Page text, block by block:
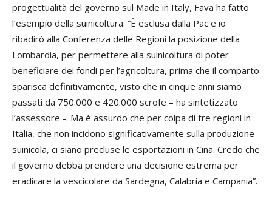
progettualità del governo sul Made in Italy, Fava ha fatto
l’esempio della suinicoltura. “È esclusa dalla Pac e io
ribadirò alla Conferenza delle Regioni la posizione della
Lombardia, per permettere alla suinicoltura di poter
beneficiare dei fondi per l’agricoltura, prima che il comparto
sparisca definitivamente, visto che in cinque anni siamo
passati da 750.000 e 420.000 scrofe – ha sintetizzato
l’assessore -. Ma è assurdo che per colpa di tre regioni in
Italia, che non incidono significativamente sulla produzione
suinicola, ci siano precluse le esportazioni in Cina. Credo che
il governo debba prendere una decisione estrema per
eradicare la vescicolare da Sardegna, Calabria e Campania”.